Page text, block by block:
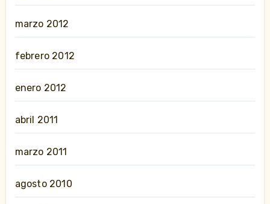
marzo 2012
febrero 2012
enero 2012
abril 2011
marzo 2011
agosto 2010